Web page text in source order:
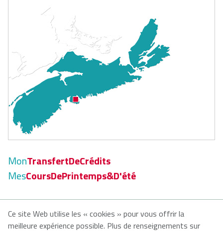
MonTransfertDeCrédits
MesCoursDePrintemps&D'été
© 2026
Ce site Web utilise les « cookies » pour vous offrir la
meilleure expérience possible. Plus de renseignements sur